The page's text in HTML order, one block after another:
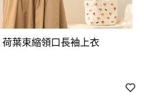
荷葉束縮領口長袖上衣